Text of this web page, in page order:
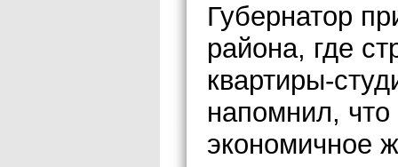
Губернатор
района, где
квартиры-
напомнил, что
экономичное